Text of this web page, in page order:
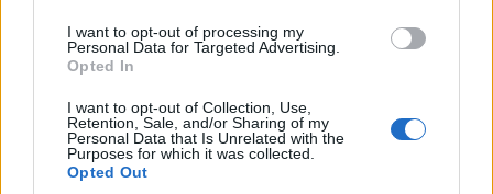
I want to opt-out of processing my
Personal Data for Targeted Advertising.
Opted In
I want to opt-out of Collection, Use,
Retention, Sale, and/or Sharing of my
Personal Data that Is Unrelated with the
Purposes for which it was collected.
Opted Out